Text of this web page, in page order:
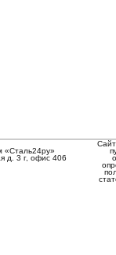
«Сталь24ру»
д. 3 г, офис 406